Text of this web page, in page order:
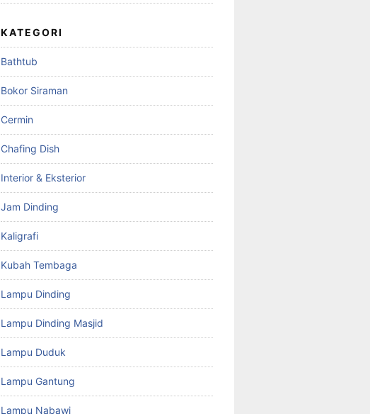
KATEGORI
Bathtub
Bokor Siraman
Cermin
Chafing Dish
Interior & Eksterior
Jam Dinding
Kaligrafi
Kubah Tembaga
Lampu Dinding
Lampu Dinding Masjid
Lampu Duduk
Lampu Gantung
Lampu Nabawi